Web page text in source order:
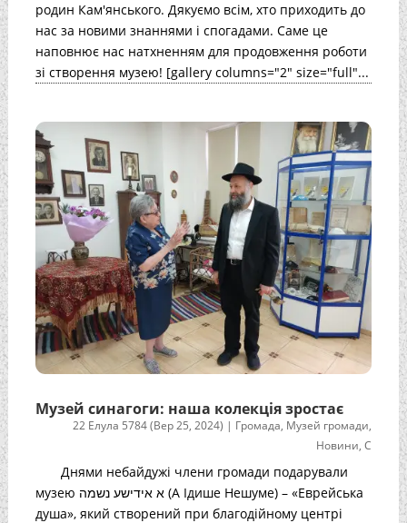
родин Кам'янського. Дякуємо всім, хто приходить до
нас за новими знаннями і спогадами. Саме це
наповнює нас натхненням для продовження роботи
зі створення музею! [gallery columns="2" size="full"...
Музей синагоги: наша колекція зростає
22 Елула 5784 (Вер 25, 2024) | Громада, Музей громади,
Новини,С
Днями небайдужі члени громади подарували
музею א אידישע נשמה (А Ідише Нешуме) – «Еврейська
душа», який створений при благодійному центрі